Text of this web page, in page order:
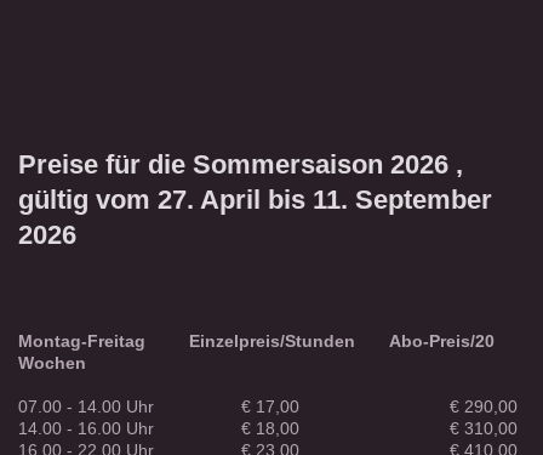
Preise für die Sommersaison 2026 ,
gültig vom 27. April bis 11. September
2026
Montag-Freitag Einzelpreis/Stunden
Abo-Preis/20
Wochen
07.00 - 14.00 Uhr € 17,00 € 290,00
14.00 - 16.00 Uhr € 18,00 € 310,00
16.00 - 22.00 Uhr € 23,00 € 410,00